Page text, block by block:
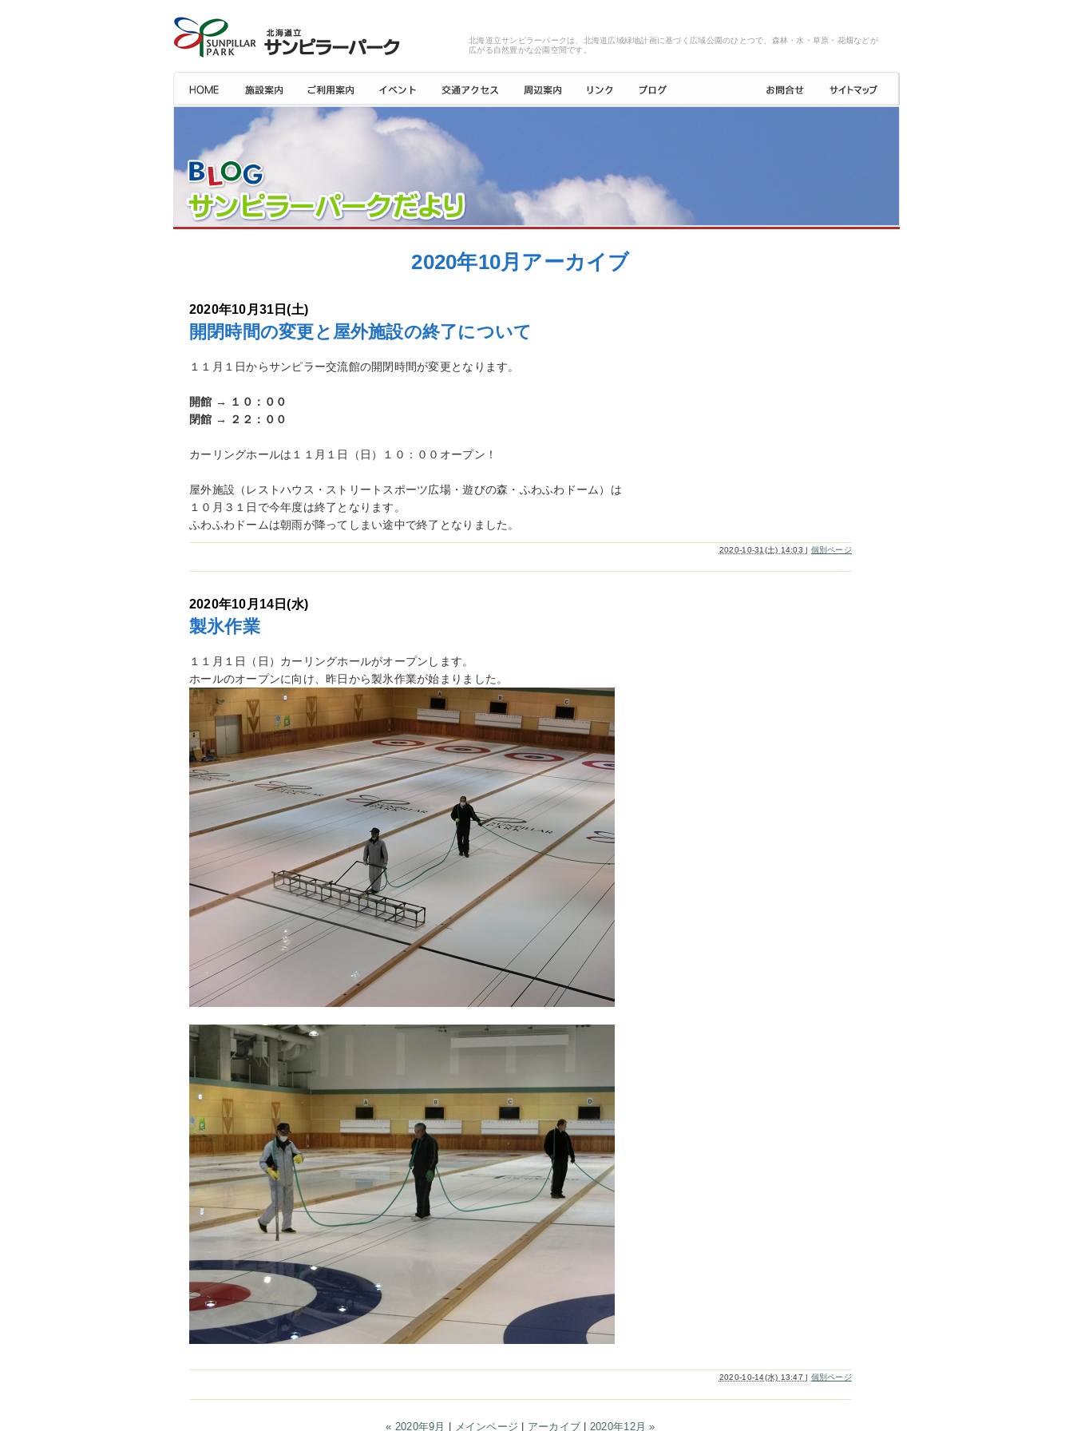
北海道立サンピラーパークは、北海道広域緑地計画に基づく広域公園のひとつで、森林・水・草原・花畑などが
広がる自然豊かな公園空間です。
2020年10月アーカイブ
2020年10月31日(土)
開閉時間の変更と屋外施設の終了について
１１月１日からサンピラー交流館の開閉時間が変更となります。
開館 → １０：００
閉館 → ２２：００
カーリングホールは１１月１日（日） １０：００オープン！
屋外施設（レストハウス・ストリートスポーツ広場・遊びの森・ふわふわドーム）は
１０月３１日で今年度は終了となります。
ふわふわドームは朝雨が降ってしまい途中で終了となりました。
2020-10-31(土) 14:03 | 個別ページ
2020年10月14日(水)
製氷作業
１１月１日（日）カーリングホールがオープンします。
ホールのオープンに向け、昨日から製氷作業が始まりました。
2020-10-14(水) 13:47 個別ページ
« 2020年9月 メインページ アーカイブ 2020年12月 »